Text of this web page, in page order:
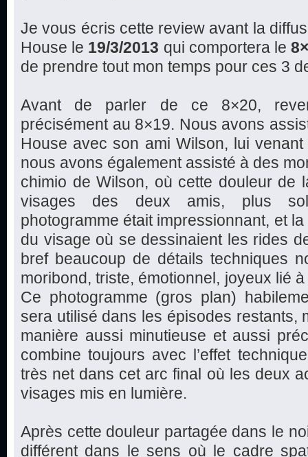
Je vous écris cette review avant la
House le 19/3/2013 qui comportera le
de prendre tout mon temps pour ces 3
Avant de parler de ce 8×20,
précisément au 8×19. Nous avons
House avec son ami Wilson, lui
nous avons également assisté à des
chimio de Wilson, où cette douleur de
visages des deux amis, plus
photogramme était impressionnant, et
du visage où se dessinaient les rides
bref beaucoup de détails techniques
moribond, triste, émotionnel, joyeux lié à
Ce photogramme (gros plan)
sera utilisé dans les épisodes restants,
manière aussi minutieuse et aussi
combine toujours avec l’effet
très net dans cet arc final où les deux
visages mis en lumière.
Après cette douleur partagée dans le
différent dans le sens où le cadre